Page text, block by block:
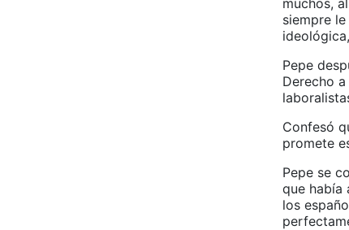
muchos,
siempre
Pepe
Derecho
Confesó
promete
Pepe se
que había
los